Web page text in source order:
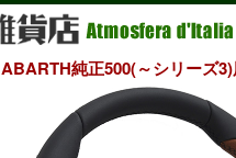
ABARTH純正500(～シリーズ